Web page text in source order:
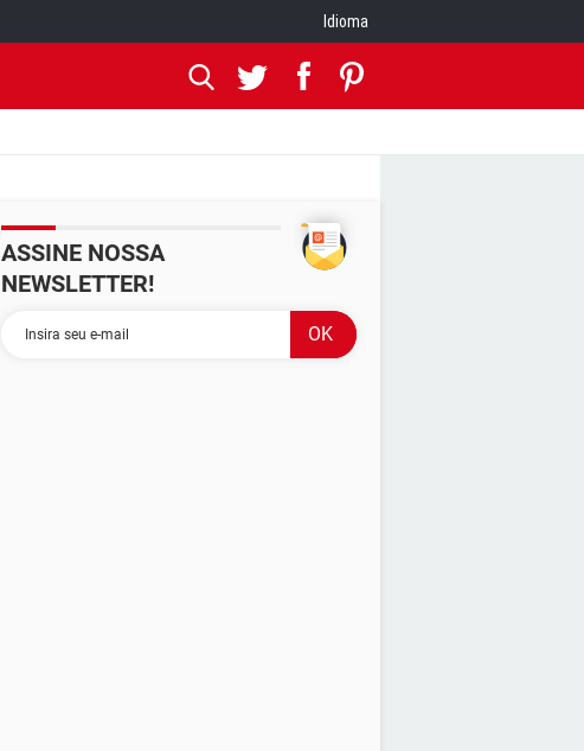
Idioma
ASSINE NOSSA
NEWSLETTER!